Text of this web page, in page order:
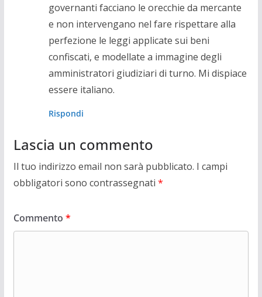
governanti facciano le orecchie da mercante
e non intervengano nel fare rispettare alla
perfezione le leggi applicate sui beni
confiscati, e modellate a immagine degli
amministratori giudiziari di turno. Mi dispiace
essere italiano.
Rispondi
Lascia un commento
Il tuo indirizzo email non sarà pubblicato. I campi
obbligatori sono contrassegnati *
Commento *